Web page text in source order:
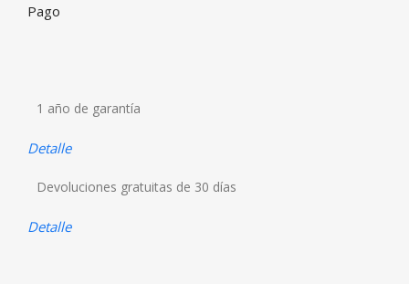
Pago
1 año de garantía
Detalle
Devoluciones gratuitas de 30 días
Detalle